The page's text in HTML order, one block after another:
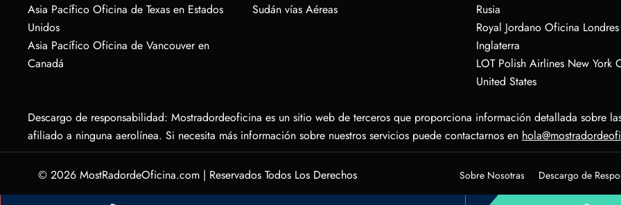
Asia Pacífico Oficina de Texas en Estados
Unidos
Asia Pacífico Oficina de Vancouver en
Canadá
Sudán vías Aéreas
Rusia
Royal Jordano Oficina
Inglaterra
LOT Polish Airlines New York
United States
Descargo de responsabilidad: Mostradordeoficina es un sitio web de terceros que proporciona información detallada sobre
afiliado a ninguna aerolínea. Si necesita más información sobre nuestros servicios puede contactarnos en
© 2026 MostRadordeOficina.com | Reservados Todos Los Derechos Sobre Nosotras Descargo de